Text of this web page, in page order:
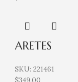
ARETES
SKU: 221461
$349.00